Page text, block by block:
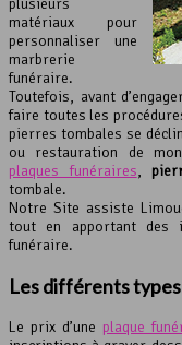
matériaux pour
personnaliser une
marbrerie
funéraire.
Toutefois, avant
faire toutes les
pierres tombales se
ou restauration de
plaques funéraires,
tombale.
Notre Site assiste
tout en apportant des
funéraire.
Les différents
Le prix d’une plaque